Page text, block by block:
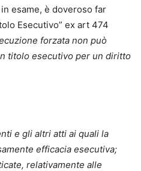
esame, è doveroso far
Esecutivo” ex art 474
forzata non può
titolo esecutivo per un diritto
e gli altri atti ai quali la
efficacia esecutiva;
relativamente alle